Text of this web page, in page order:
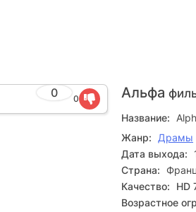
Альфа
0 0
Название:
Жанр:
Драмы
Дата выхода:
Страна:
Качество:
HD
Возрастное